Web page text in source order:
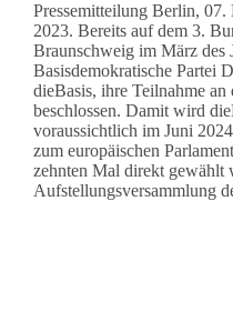
Pressemitteilung Berlin, 07.
2023. Bereits auf dem 3.
Braunschweig im März des
Basisdemokratische Partei
dieBasis, ihre Teilnahme an
beschlossen. Damit wird
voraussichtlich im Juni
zum europäischen
zehnten Mal direkt gewählt
Aufstellungsversammlung